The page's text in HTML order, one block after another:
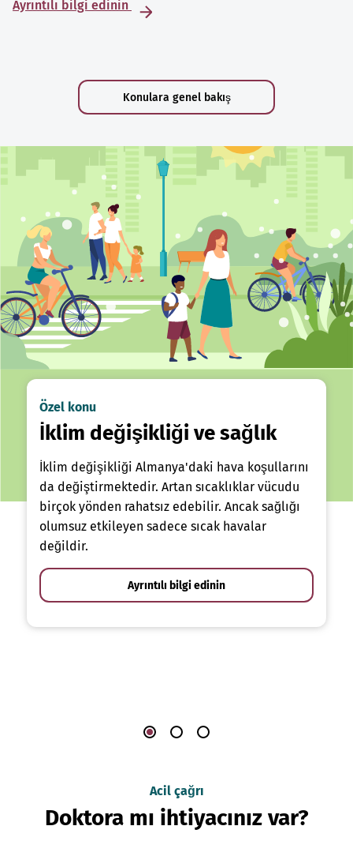
Ayrıntılı bilgi edinin
Konulara genel bakış
Özel konu
İklim değişikliği ve sağlık
İklim değişikliği Almanya'daki hava koşullarını
da değiştirmektedir. Artan sıcaklıklar vücudu
birçok yönden rahatsız edebilir. Ancak sağlığı
olumsuz etkileyen sadece sıcak havalar
değildir.
Ayrıntılı bilgi edinin
Acil çağrı
Doktora mı ihtiyacınız var?